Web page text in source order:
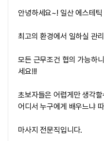
안녕하세요~! 일산에스테틱
최고의 환경에서 일하실 관
모든 근무조건 협의 가능하
세요!!!
초보자들은 어렵게만 생각
어디서 누구에게 배우느냐
마사지 전문직입니다.